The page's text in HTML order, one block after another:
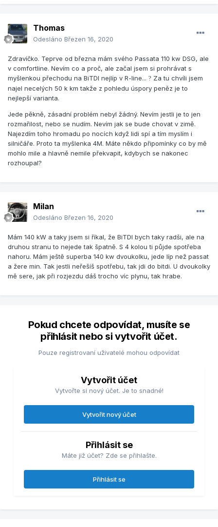
Thomas
Odesláno Březen 16, 2020
Zdravíčko. Teprve od března mám svého Passata 110 kw DSG, ale
v comfortline. Nevím co a proč, ale začal jsem si prohrávat s
myšlenkou přechodu na BiTDI nejlíp v R-line... ? Za tu chvíli jsem
najel necelých 50 k km takže z pohledu úspory peněz je to
nejlepší varianta.
Jede pěkně, zásadní problém nebyl žádný. Nevím jestli je to jen
rozmařilost, nebo se nudím. Nevím jak se bude chovat v zimě.
Najezdím toho hromadu po nocích když lidi spí a tím myslím i
silničáře. Proto ta myšlenka 4M. Máte někdo připomínky co by mě
mohlo mile a hlavně nemile překvapit, kdybych se nakonec
rozhoupal?
Milan
Odesláno Březen 16, 2020
Mám 140 kW a taky jsem si říkal, že BiTDI bych taky radši, ale na
druhou stranu to nejede tak špatně. S 4 kolou ti půjde spotřeba
nahoru. Mám ještě superba 140 kw dvoukolku, jede líp než passat
a žere min. Tak jestli neřešíš spotřebu, tak jdi do bitdi. U dvoukolky
mě sere, jak při rozjezdu dáš trocho víc plynu, tak hrabe.
Pokud chcete odpovídat, musíte se
přihlásit nebo si vytvořit účet.
Pouze registrovaní uživatelé mohou odpovídat
Vytvořit účet
Vytvořte si nový účet. Je to snadné!
Vytvořit nový účet
Přihlásit se
Máte již účet? Zde se přihlašte.
Přihlásit se